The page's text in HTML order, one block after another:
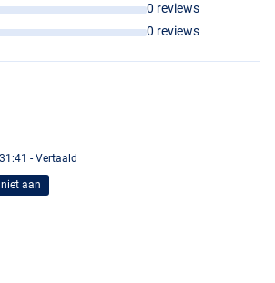
0 reviews
0 reviews
- Vertaald
aan